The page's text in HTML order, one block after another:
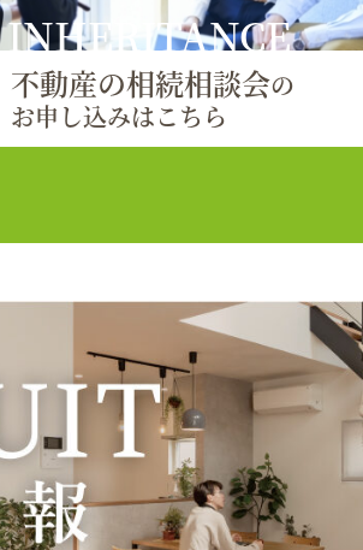
INHERITANCE
不動産の相続相談会の
お申し込みはこちら